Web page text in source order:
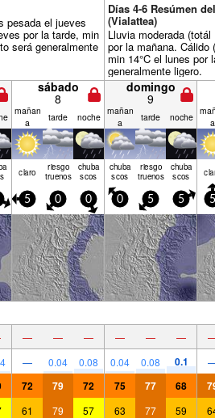
pesada el jueves
por la tarde, min
será generalmente
Días 4-6 Resúmen
(Vialattea)
Lluvia moderada
por la mañana. Cálido
min 14°C el lunes por
generalmente ligero.
sábado
8
domingo
9
mañan
a
tarde noche mañan
a
tarde noche
a
claro riesgo
truenos
chuba
scos
chuba
scos
riesgo
truenos
chuba
scos
5 0 0 0 5 5 5
— — — — — —
— 0.04 0.08 0.04 0.08 0.1
72 79 72 75 77 68
61 79 57 63 77 59